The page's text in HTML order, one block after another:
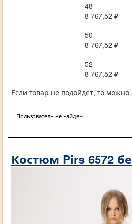
-
48
8 767,52 ₽
-
50
8 767,52 ₽
-
52
8 767,52 ₽
Если товар не подойдет, то можно
Пользователь не найден
Костюм Pirs 6572